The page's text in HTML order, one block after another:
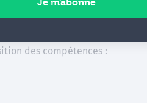
des compétences :